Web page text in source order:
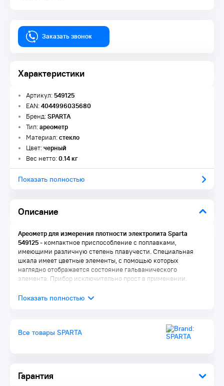
Заказать звонок
Характеристики
Описание
Гарантия
Артикул:549125
EAN:4044996035680
Бренд:SPARTA
Тип:ареометр
Материал:стекло
Цвет:черный
Вес нетто:0.14 кг
Показать полностью
Ареометр для измерения плотности электролита Sparta
549125- компактное приспособление с поплавками,
имеющими различную степень плавучести. Специальная
шкала имеет цветные элементы, с помощью которых
наглядно отображается состояние гальванического
элемента. Прибор исключительно прост в применении.
Все товары SPARTA